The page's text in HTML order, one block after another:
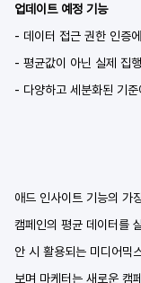
업데이트 예정 기능
- 데이터 접근 권한 인증
- 평균값이 아닌 실제 집
- 다양하고 세분화된 기
애드 인사이트 기능의 가
캠페인의 평균 데이터를
안 시 활용되는 미디어믹
보며 마케터는 새로운 캠